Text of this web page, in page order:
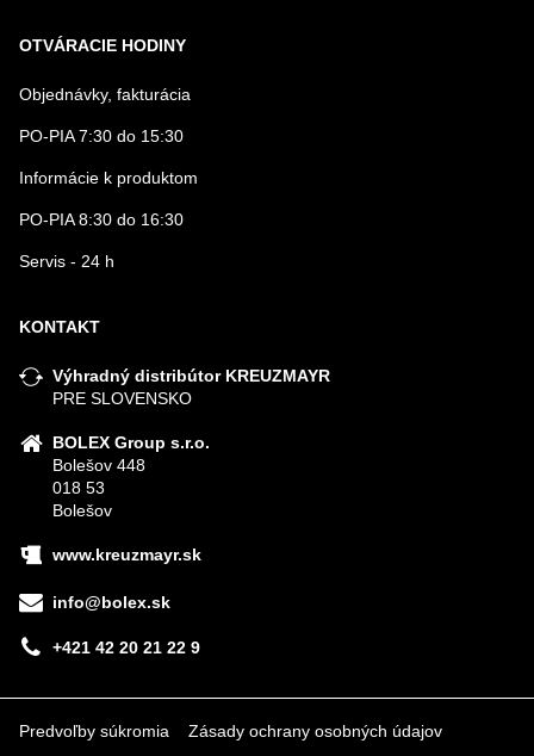
OTVÁRACIE HODINY
Objednávky, fakturácia
PO-PIA 7:30 do 15:30
Informácie k produktom
PO-PIA 8:30 do 16:30
Servis - 24 h
KONTAKT
Výhradný distribútor KREUZMAYR
PRE SLOVENSKO
BOLEX Group s.r.o.
Bolešov 448
018 53
Bolešov
www.kreuzmayr.sk
info@bolex.sk
+421 42 20 21 22 9
Predvoľby súkromia Zásady ochrany osobných údajov